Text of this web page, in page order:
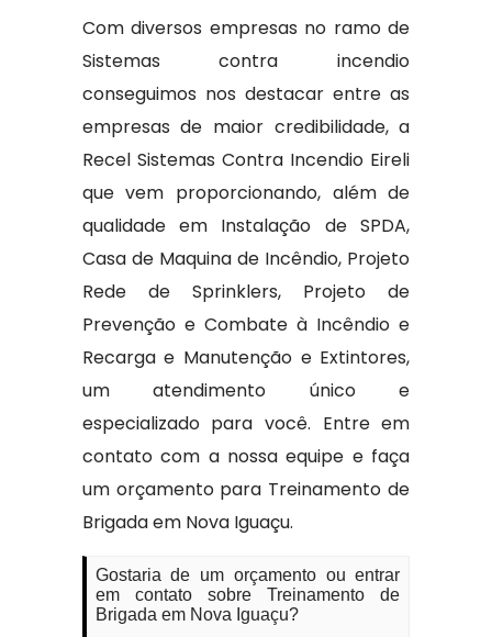
Com diversos empresas no ramo de
Sistemas contra incendio
conseguimos nos destacar entre as
empresas de maior credibilidade, a
Recel Sistemas Contra Incendio Eireli
que vem proporcionando, além de
qualidade em Instalação de SPDA,
Casa de Maquina de Incêndio, Projeto
Rede de Sprinklers, Projeto de
Prevenção e Combate à Incêndio e
Recarga e Manutenção e Extintores,
um atendimento único e
especializado para você. Entre em
contato com a nossa equipe e faça
um orçamento para Treinamento de
Brigada em Nova Iguaçu.
Gostaria de um orçamento ou entrar
em contato sobre Treinamento de
Brigada em Nova Iguaçu?